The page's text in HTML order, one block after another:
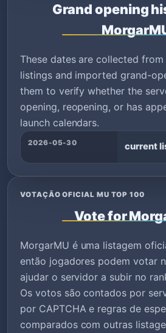
Grand opening
These dates are collected from
listings and imported grand-
them to verify whether the
opening, reopening, or has
launch calendars.
2026-05-30 current
VOTAÇÃO OFICIAL MU TOP 100
Vote for
MorgarMU é uma listagem
então jogadores podem votar
ajudar o servidor a subir no
Os votos são contados por
por CAPTCHA e regras de
comparados com outras